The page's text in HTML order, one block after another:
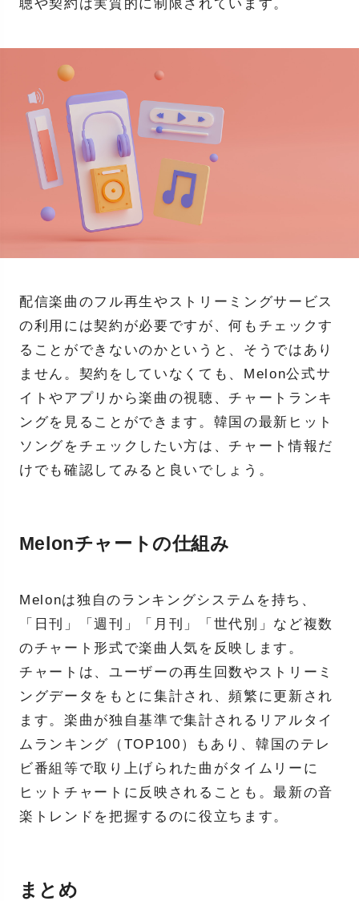
聴や契約は実質的に制限されています。
配信楽曲のフル再生やストリーミングサービス
の利用には契約が必要ですが、何もチェックす
ることができないのかというと、そうではあり
ません。契約をしていなくても、Melon公式サ
イトやアプリから楽曲の視聴、チャートランキ
ングを見ることができます。韓国の最新ヒット
ソングをチェックしたい方は、チャート情報だ
けでも確認してみると良いでしょう。
Melonチャートの仕組み
Melonは独自のランキングシステムを持ち、
「日刊」「週刊」「月刊」「世代別」など複数
のチャート形式で楽曲人気を反映します。
チャートは、ユーザーの再生回数やストリーミ
ングデータをもとに集計され、頻繁に更新され
ます。楽曲が独自基準で集計されるリアルタイ
ムランキング（TOP100）もあり、韓国のテレ
ビ番組等で取り上げられた曲がタイムリーに
ヒットチャートに反映されることも。最新の音
楽トレンドを把握するのに役立ちます。
まとめ